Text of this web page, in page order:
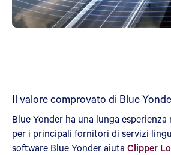
Il valore comprovato di Blue
Blue Yonder ha una lunga
per i principali fornitori di servizi
software Blue Yonder aiuta Clipper